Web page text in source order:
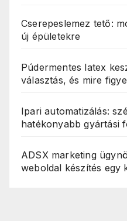
Cserepeslemez tető:
új épületekre
Púdermentes latex
választás, és mire
Ipari automatizálás:
hatékonyabb gyártási
ADSX marketing
weboldal készítés egy